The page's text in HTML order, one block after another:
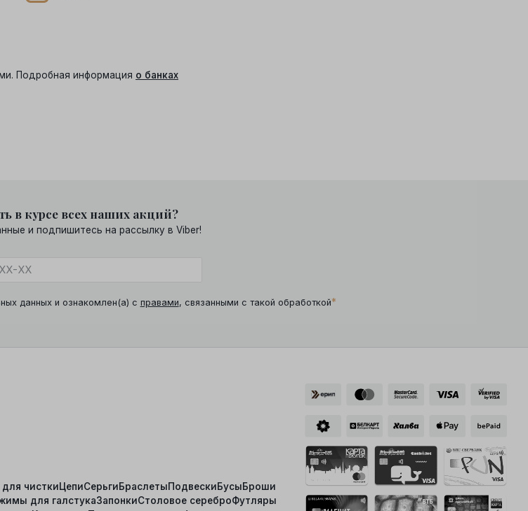
Подробная информация о банках
в курсе всех наших акций?
и подпишитесь на рассылку в Viber!
данных и ознакомлен(а) с правами, связанными с такой обработкой*
чисткиЦепиСерьгиБраслетыПодвескиБусыБроши
для галстукаЗапонкиСтоловое сереброФутляры